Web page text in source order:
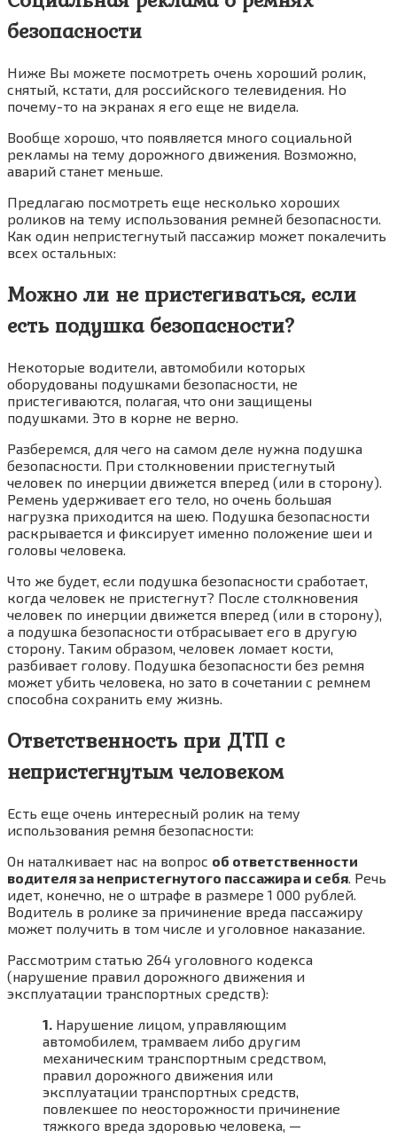
безопасности
Ниже Вы можете посмотреть очень хороший ролик,
снятый, кстати, для российского телевидения. Но
почему-то на экранах я его еще не видела.
Вообще хорошо, что появляется много социальной
рекламы на тему дорожного движения. Возможно,
аварий станет меньше.
Предлагаю посмотреть еще несколько хороших
роликов на тему использования ремней безопасности.
Как один непристегнутый пассажир может покалечить
всех остальных:
Можно ли не пристегиваться, если
есть подушка безопасности?
Некоторые водители, автомобили которых
оборудованы подушками безопасности, не
пристегиваются, полагая, что они защищены
подушками. Это в корне не верно.
Разберемся, для чего на самом деле нужна подушка
безопасности. При столкновении пристегнутый
человек по инерции движется вперед (или в сторону).
Ремень удерживает его тело, но очень большая
нагрузка приходится на шею. Подушка безопасности
раскрывается и фиксирует именно положение шеи и
головы человека.
Что же будет, если подушка безопасности сработает,
когда человек не пристегнут? После столкновения
человек по инерции движется вперед (или в сторону),
а подушка безопасности отбрасывает его в другую
сторону. Таким образом, человек ломает кости,
разбивает голову. Подушка безопасности без ремня
может убить человека, но зато в сочетании с ремнем
способна сохранить ему жизнь.
Ответственность при ДТП с
непристегнутым человеком
Есть еще очень интересный ролик на тему
использования ремня безопасности:
Он наталкивает нас на вопрос об ответственности
водителя за непристегнутого пассажира и себя . Речь
идет, конечно, не о штрафе в размере 1 000 рублей.
Водитель в ролике за причинение вреда пассажиру
может получить в том числе и уголовное наказание.
Рассмотрим статью 264 уголовного кодекса
(нарушение правил дорожного движения и
эксплуатации транспортных средств):
1. Нарушение лицом, управляющим
автомобилем, трамваем либо другим
механическим транспортным средством,
правил дорожного движения или
эксплуатации транспортных средств,
повлекшее по неосторожности причинение
тяжкого вреда здоровью человека, —